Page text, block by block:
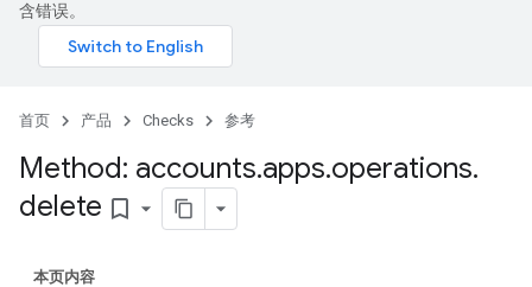
含错误。
首页 产品 Checks 参考
Method: accounts.apps.operations.
delete bookmark_border
本页内容